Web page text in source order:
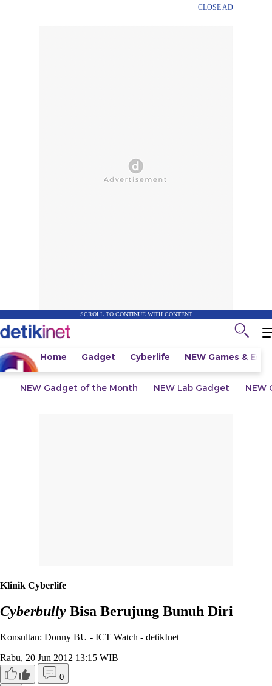
CLOSE AD
SCROLL TO CONTINUE WITH CONTENT
Home Gadget Cyberlife NEW Games &
NEW Gadget of the Month NEW Lab Gadget NEW
Klinik Cyberlife
Cyberbully Bisa Berujung Bunuh Diri
Konsultan: Donny BU - ICT Watch - detikInet
Rabu, 20 Jun 2012 13:15 WIB
0